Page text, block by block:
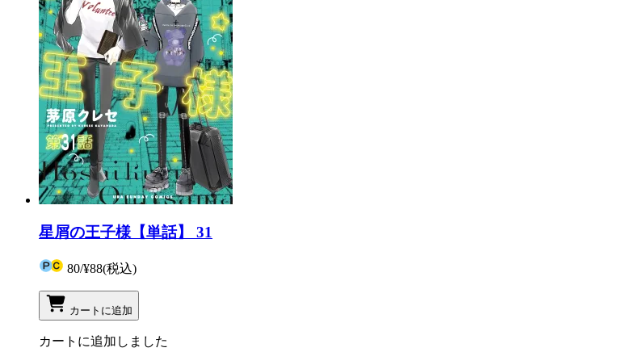
星屑の王子様【単話】 31
80/¥88(税込)
カートに追加
カートに追加しました